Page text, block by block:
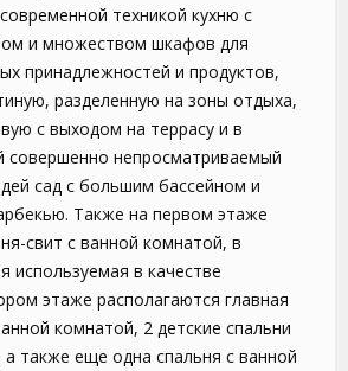
техникой кухню с
и множеством шкафов для
принадлежностей и продуктов,
разделенную на зоны отдыха,
с выходом на террасу и в
совершенно непросматриваемый
сад с большим бассейном и
Также на первом этаже
свит с ванной комнатой, в
используемая в качестве
этаже располагаются главная
комнатой, 2 детские спальни
также еще одна спальня с ванной